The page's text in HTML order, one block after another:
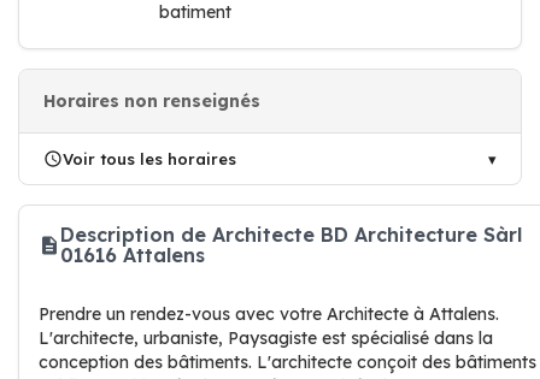
batiment
Horaires non renseignés
Voir tous les horaires
Description de Architecte BD Architecture Sàrl
01616 Attalens
Prendre un rendez-vous avec votre Architecte à Attalens.
L'architecte, urbaniste, Paysagiste est spécialisé dans la
conception des bâtiments. L'architecte conçoit des bâtiments